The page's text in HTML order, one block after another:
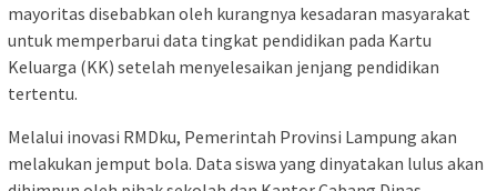
mayoritas disebabkan oleh kurangnya kesadaran masyarakat
untuk memperbarui data tingkat pendidikan pada Kartu
Keluarga (KK) setelah menyelesaikan jenjang pendidikan
tertentu.
Melalui inovasi RMDku, Pemerintah Provinsi Lampung akan
melakukan jemput bola. Data siswa yang dinyatakan lulus akan